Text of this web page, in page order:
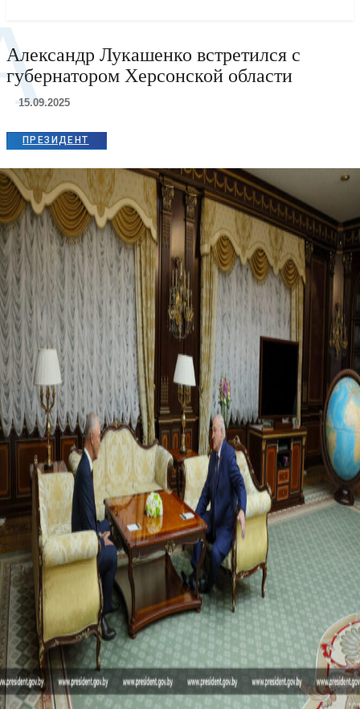
Александр Лукашенко встретился с
губернатором Херсонской области
15.09.2025
ПРЕЗИДЕНТ